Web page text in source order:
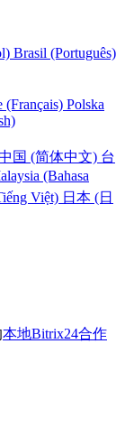
Brasil (Português)
(Français) Polska
国 (简体中文) 台
(Bahasa
Việt) 日本 (日
本地Bitrix24合作